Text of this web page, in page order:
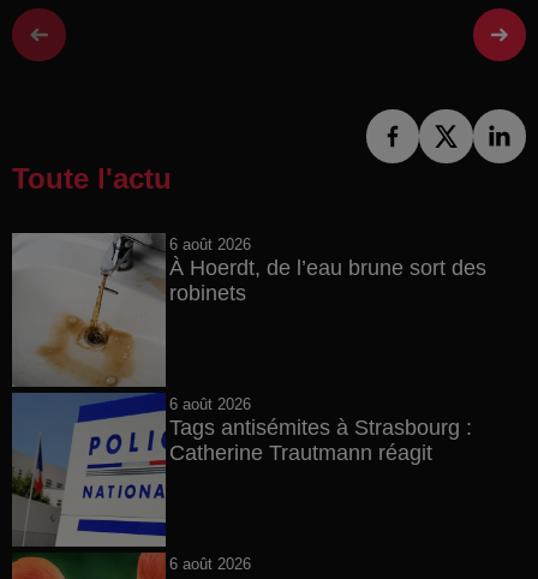
Toute l'actu
6 août 2026
À Hoerdt, de l’eau brune sort des
robinets
6 août 2026
Tags antisémites à Strasbourg :
Catherine Trautmann réagit
6 août 2026